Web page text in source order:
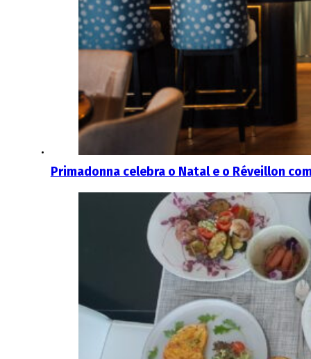
Primadonna celebra o Natal e o Réveillon